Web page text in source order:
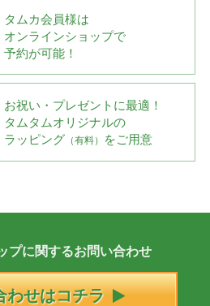
タムカ会員様は
オンラインショップで
予約が可能！
お祝い・プレゼントに最適！
タムタムオリジナルの
ラッピング （有料） をご用意
プに関するお問い合わせ
わせはコチラ